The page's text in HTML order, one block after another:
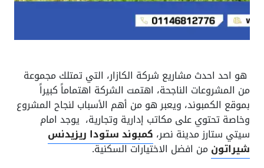
هو احد احدث مشاريع شركة الكازار، التي تمتلك مجموعة
من المشروعات الناجحة، اهتمت الشركة اهتماماً كبيراً
بموقع الكمبوند، ويعبر هو من أهم الأسباب لنجاح المشروع
وخاصة تحتوي على مكاتب إدارية وتجارية، يوجد امام
سيتي ستارز مدينة نصر، كمبوند ستودا ريزيدنس
شيراتون من افضل الاختيارات السكنية.